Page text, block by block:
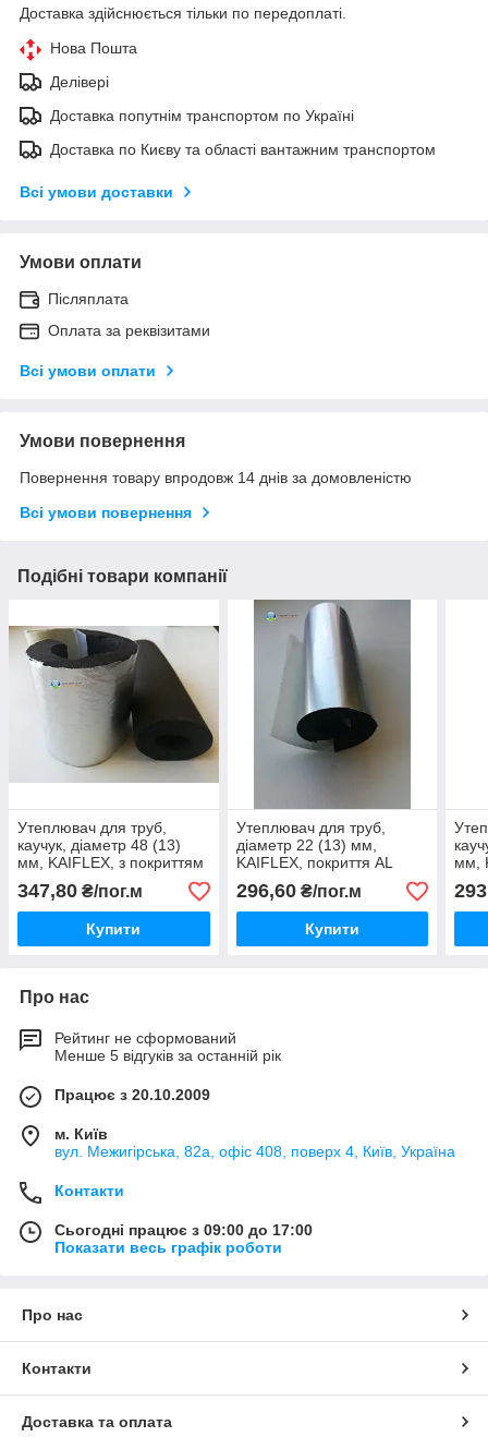
Доставка здійснюється тільки по передоплаті.
Нова Пошта
Делівері
Доставка попутнім транспортом по Україні
Доставка по Києву та області вантажним транспортом
Всі умови доставки
Умови оплати
Післяплата
Оплата за реквізитами
Всі умови оплати
Умови повернення
Повернення товару впродовж 14 днів за домовленістю
Всі умови повернення
Подібні товари компанії
Утеплювач для труб,
каучук, діаметр 48 (13)
мм, KAIFLEX, з покриттям
алюхолст для зовнішнього
застосування.
347,80 ₴/пог.м
Купити
Утеплювач для труб,
діаметр 22 (13) мм,
KAIFLEX, покриття AL
PLAST, для зовнішнього
застосування.
296,60₴/пог.м
Купити
мм,
293
Про нас
Рейтинг не сформований
Менше 5 відгуків за останній рік
Працює з 20.10.2009
м. Київ
вул. Межигірська, 82а, офіс 408, поверх 4, Київ, Україна
Контакти
Сьогодні працює з 09:00 до 17:00
Показати весь графік роботи
Про нас
Контакти
Доставка та оплата